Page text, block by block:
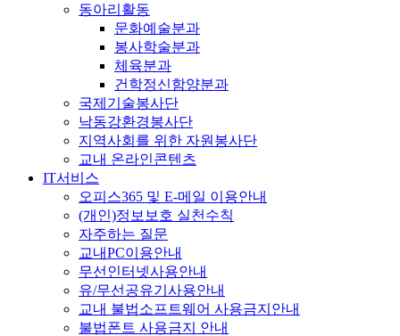
동아리활동
문화예술분과
봉사학술분과
체육분과
건학정신함양분과
국제기술봉사단
낙동강환경봉사단
지역사회를 위한 자원봉사단
교내 온라인콘텐츠
IT서비스
오피스365 및 E-메일 이용안내
(개인)정보보호 실천수칙
자주하는 질문
교내PC이용안내
무선인터넷사용안내
유/무선공유기사용안내
교내 불법소프트웨어 사용금지안내
불법폰트 사용금지 안내